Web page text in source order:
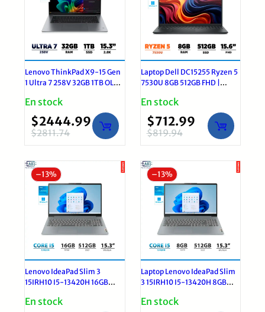
Lenovo ThinkPad X9-15 Gen
1 Ultra 7 258V 32GB 1TB OLED
En stock
$2811.74
original
era:
$2811.74.
$2444.99
actual
es:
$2444.99.
Laptop Dell DC15255 Ryzen 5
7530U 8GB 512GB FHD |
En stock
$819.94
original
era:
$819.94.
$712.99
actual
es:
$712.99.
–13%
Lenovo IdeaPad Slim 3
15IRH10 I5-13420H 16GB
Windows 11 Pro
En stock
–13%
Laptop Lenovo IdeaPad Slim
3 15IRH10 I5-13420H 8GB
Windows 11 Pro
En stock